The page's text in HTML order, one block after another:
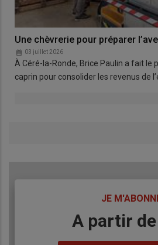
Une chèvrerie pour préparer
03 juillet 2026
À Céré-la-Ronde, Brice Paulin a fait le
caprin pour consolider les revenus de
JE
A partir